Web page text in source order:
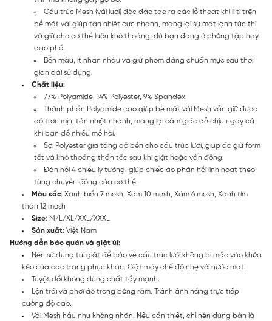
Cấu trúc Mesh (vải lưới) độc đáo tạo ra các lỗ thoát khí li ti trên
bề mặt vải giúp tản nhiệt cực nhanh, mang lại sự mát lạnh tức thì
và giữ cho cơ thể luôn khô thoáng, dù bạn đang ở phòng tập hay
dạo phố.
Bền màu, ít nhăn nhàu và giữ phom dáng chuẩn mực sau thời
gian dài sử dụng.
Chất liệu:
77% Polyamide, 14% Polyester, 9% Spandex
Thành phần Polyamide cao giúp bề mặt vải Mesh vẫn giữ được
độ trơn mịn, tản nhiệt nhanh, mang lại cảm giác dễ chịu ngay cả
khi bạn đổ nhiều mồ hôi.
Sợi Polyester gia tăng độ bền cho cấu trúc lưới, giúp áo giữ form
tốt và khô thoáng thần tốc sau khi giặt hoặc vận động.
Đàn hồi 4 chiều lý tưởng, giúp chiếc áo phản hồi linh hoạt theo
từng chuyển động của cơ thể.
Màu sắc: Xanh biển 7 mesh, Xám 10 mesh, Xám 6 mesh, Xanh tím
than 12 mesh
Size: M/L/XL/XXL/XXXL
Sản xuất: Việt Nam
Hướng dẫn bảo quản và giặt ủi:
Nên sử dụng túi giặt để bảo vệ cấu trúc lưới không bị mắc vào khóa
kéo của các trang phục khác. Giặt máy chế độ nhẹ với nước mát.
Tuyệt đối không dùng chất tẩy mạnh.
Lộn trái và phơi áo trong bóng râm. Tránh ánh nắng trực tiếp
cường độ cao.
Vải Mesh hầu như không nhăn. Nếu cần thiết, chỉ nên dùng bàn là